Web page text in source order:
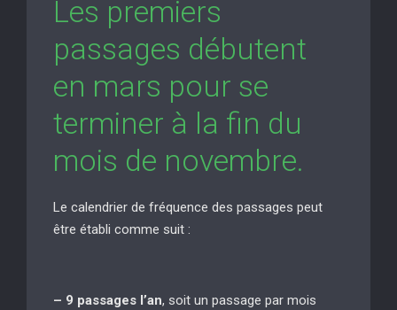
Les premiers
passages débutent
en mars pour se
terminer à la fin du
mois de novembre.
Le calendrier de fréquence des passages peut
être établi comme suit :
– 9 passages l’an, soit un passage par mois